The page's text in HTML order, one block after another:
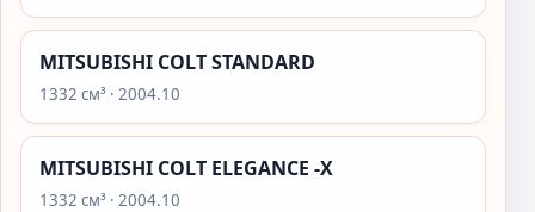
MITSUBISHI COLT STANDARD
1332 см³ · 2004.10
MITSUBISHI COLT ELEGANCE -X
1332 см³ · 2004.10